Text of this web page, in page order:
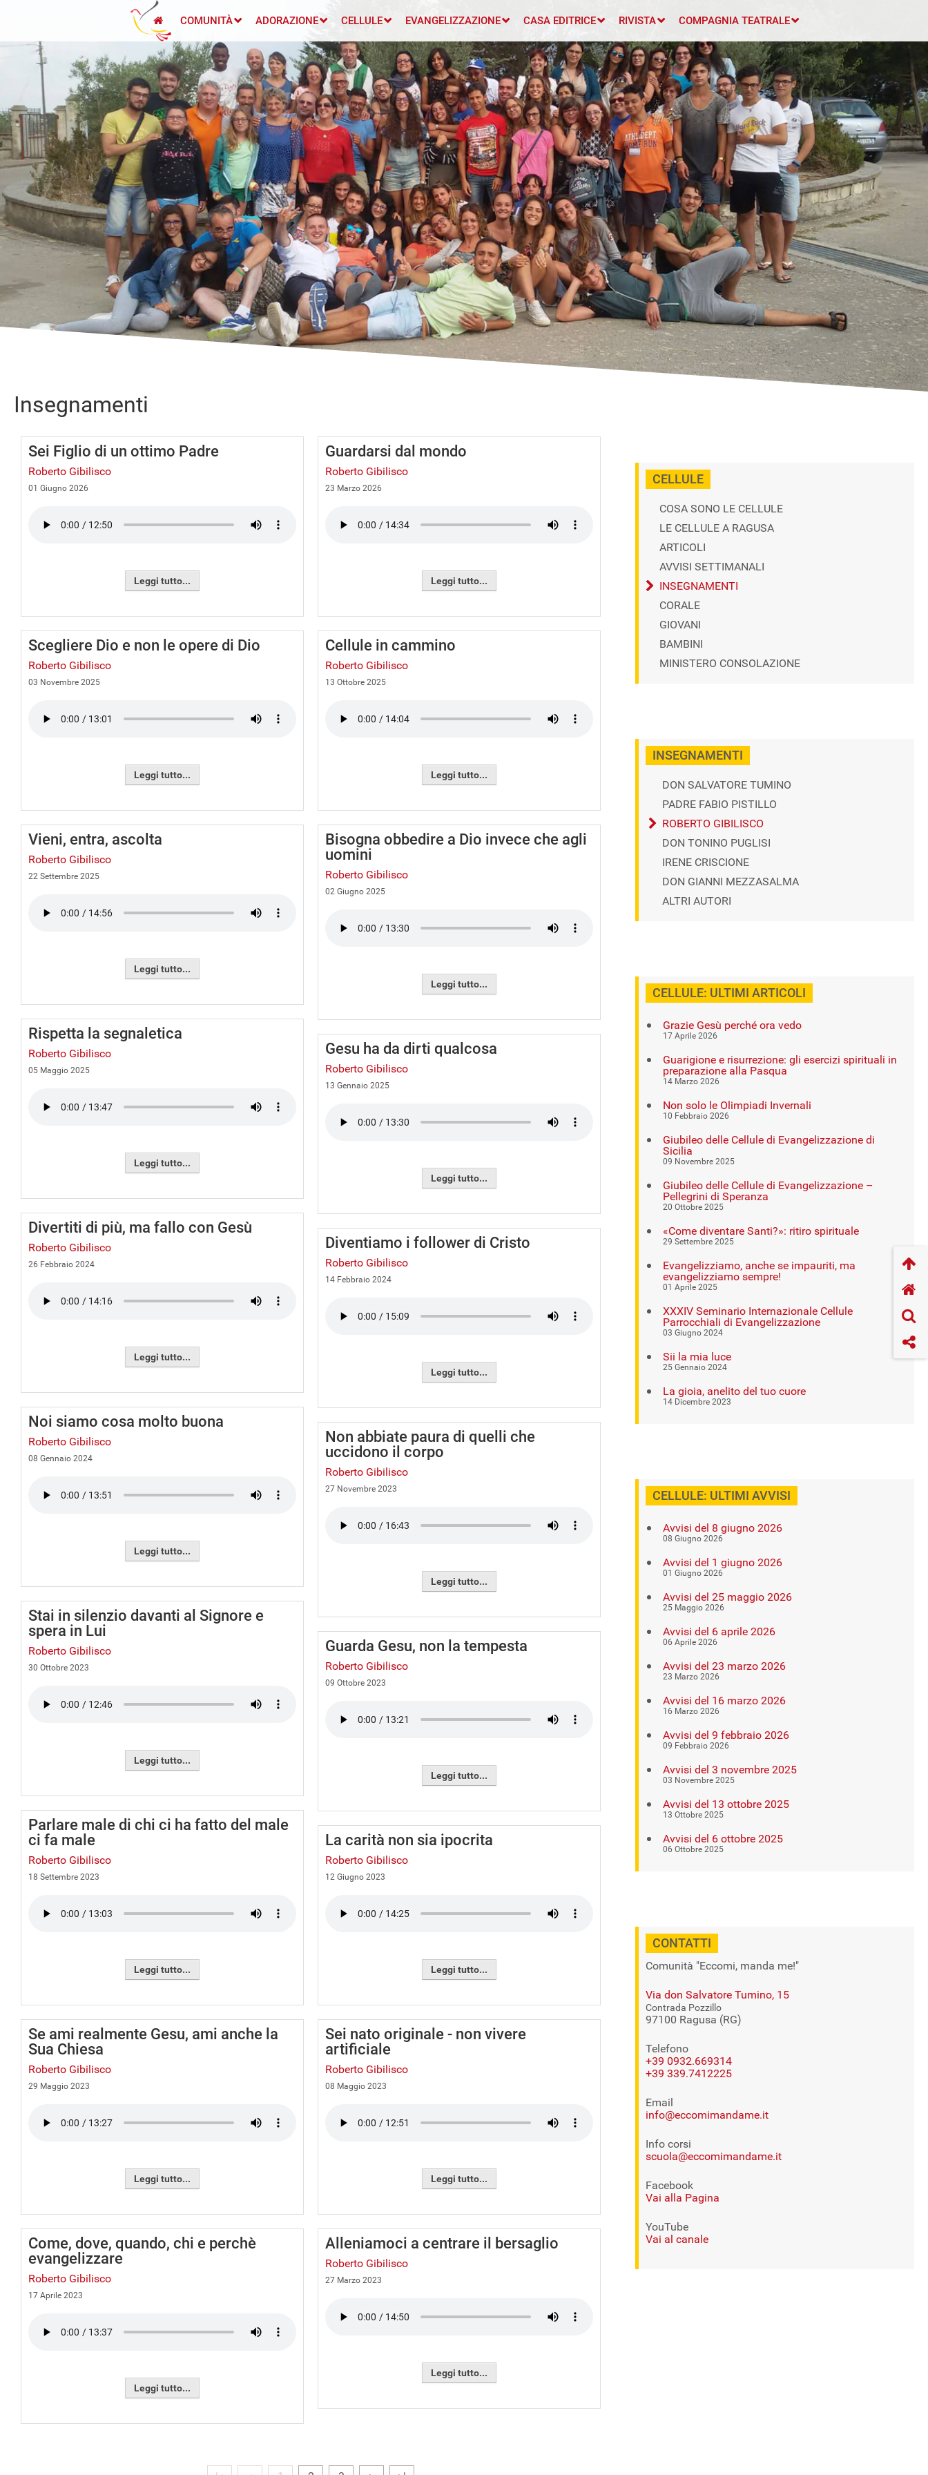
COMUNITÀ ADORAZIONE CELLULE EVANGELIZZAZIONE CASA EDITRICE RIVISTA COMPAGNIA TEATRALE
Insegnamenti
Sei Figlio di un ottimo Padre
Roberto Gibilisco
01 Giugno 2026
Leggi tutto...
Scegliere Dio e non le opere di Dio
Roberto Gibilisco
03 Novembre 2025
Leggi tutto...
Vieni, entra, ascolta
Roberto Gibilisco
22 Settembre 2025
Leggi tutto...
Rispetta la segnaletica
Roberto Gibilisco
05 Maggio 2025
Leggi tutto...
Divertiti di più, ma fallo con Gesù
Roberto Gibilisco
26 Febbraio 2024
Leggi tutto...
Noi siamo cosa molto buona
Roberto Gibilisco
08 Gennaio 2024
Leggi tutto...
Stai in silenzio davanti al Signore e
spera in Lui
Roberto Gibilisco
30 Ottobre 2023
Leggi tutto...
Parlare male di chi ci ha fatto del male
ci fa male
Roberto Gibilisco
18 Settembre 2023
Leggi tutto...
Se ami realmente Gesu, ami anche la
Sua Chiesa
Roberto Gibilisco
29 Maggio 2023
Leggi tutto...
Come, dove, quando, chi e perchè
evangelizzare
Roberto Gibilisco
17 Aprile 2023
Leggi tutto...
Guardarsi dal mondo
Roberto Gibilisco
23 Marzo 2026
Leggi tutto...
Cellule in cammino
Roberto Gibilisco
13 Ottobre 2025
Leggi tutto...
Bisogna obbedire a Dio invece che agli
uomini
Roberto Gibilisco
02 Giugno 2025
Leggi tutto...
Gesu ha da dirti qualcosa
Roberto Gibilisco
13 Gennaio 2025
Leggi tutto...
Diventiamo i follower di Cristo
Roberto Gibilisco
14 Febbraio 2024
Leggi tutto...
Non abbiate paura di quelli che
uccidono il corpo
Roberto Gibilisco
27 Novembre 2023
Leggi tutto...
Guarda Gesu, non la tempesta
Roberto Gibilisco
09 Ottobre 2023
Leggi tutto...
La carità non sia ipocrita
Roberto Gibilisco
12 Giugno 2023
Leggi tutto...
Sei nato originale - non vivere
artificiale
Roberto Gibilisco
08 Maggio 2023
Leggi tutto...
Alleniamoci a centrare il bersaglio
Roberto Gibilisco
27 Marzo 2023
Leggi tutto...
CELLULE
COSA SONO LE CELLULE
LE CELLULE A RAGUSA
ARTICOLI
AVVISI SETTIMANALI
INSEGNAMENTI
CORALE
GIOVANI
BAMBINI
MINISTERO CONSOLAZIONE
INSEGNAMENTI
DON SALVATORE TUMINO
PADRE FABIO PISTILLO
ROBERTO GIBILISCO
DON TONINO PUGLISI
IRENE CRISCIONE
DON GIANNI MEZZASALMA
ALTRI AUTORI
CELLULE: ULTIMI ARTICOLI
Grazie Gesù perché ora vedo
17 Aprile 2026
Guarigione e risurrezione: gli esercizi spirituali in
preparazione alla Pasqua
14 Marzo 2026
Non solo le Olimpiadi Invernali
10 Febbraio 2026
Giubileo delle Cellule di Evangelizzazione di
Sicilia
09 Novembre 2025
Giubileo delle Cellule di Evangelizzazione –
Pellegrini di Speranza
20 Ottobre 2025
«Come diventare Santi?»: ritiro spirituale
29 Settembre 2025
Evangelizziamo, anche se impauriti, ma
evangelizziamo sempre!
01 Aprile 2025
XXXIV Seminario Internazionale Cellule
Parrocchiali di Evangelizzazione
03 Giugno 2024
Sii la mia luce
25 Gennaio 2024
La gioia, anelito del tuo cuore
14 Dicembre 2023
CELLULE: ULTIMI AVVISI
Avvisi del 8 giugno 2026
08 Giugno 2026
Avvisi del 1 giugno 2026
01 Giugno 2026
Avvisi del 25 maggio 2026
25 Maggio 2026
Avvisi del 6 aprile 2026
06 Aprile 2026
Avvisi del 23 marzo 2026
23 Marzo 2026
Avvisi del 16 marzo 2026
16 Marzo 2026
Avvisi del 9 febbraio 2026
09 Febbraio 2026
Avvisi del 3 novembre 2025
03 Novembre 2025
Avvisi del 13 ottobre 2025
13 Ottobre 2025
Avvisi del 6 ottobre 2025
06 Ottobre 2025
CONTATTI
Comunità "Eccomi, manda me!"
Via don Salvatore Tumino, 15
Contrada Pozzillo
97100 Ragusa (RG)
Telefono
+39 0932.669314
+39 339.7412225
Email
info@eccomimandame.it
Info corsi
scuola@eccomimandame.it
Facebook
Vai alla Pagina
YouTube
Vai al canale